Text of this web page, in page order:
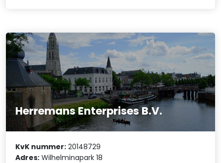
Herremans Enterprises B.V.
KvK nummer: 20148729
Adres: Wilhelminapark 18